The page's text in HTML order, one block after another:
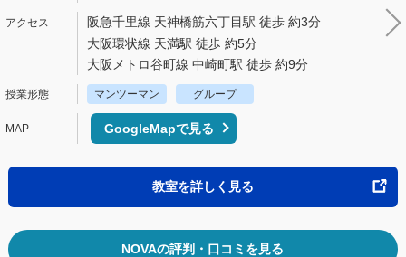
阪急千里線 天神橋筋六丁目駅 徒歩 約3分
大阪環状線 天満駅 徒歩 約5分
大阪メトロ谷町線 中崎町駅 徒歩 約9分
マンツーマン グループ
GoogleMapで見る
教室を詳しく見る
NOVAの評判・口コミを見る